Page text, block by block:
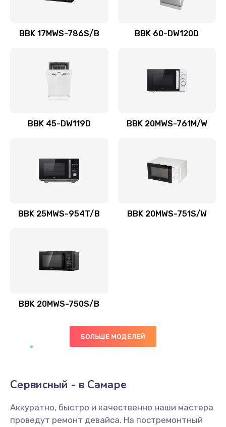
BBK 17MWS-786S/B BBK 60-DW120D
BBK 45-DW119D BBK 20MWS-761M/W
BBK 25MWS-954T/B BBK 20MWS-751S/W
BBK 20MWS-750S/B
БОЛЬШЕ МОДЕЛЕЙ
Сервисный - в Самаре
Аккуратно, быстро и качественно наши мастера
проведут ремонт девайса. На постремонтный